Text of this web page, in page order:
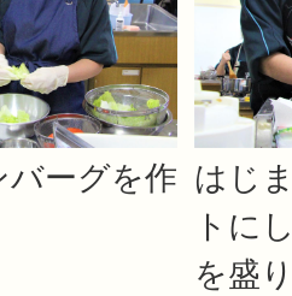
ーグを作 はじ
トに
を盛